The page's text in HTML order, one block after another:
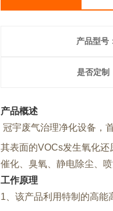
产品型号
是否定制
产品概述
冠宇废气治理净化设备，
其表面的VOCs发生氧化
催化、臭氧、静电除尘、
工作原理
1、该产品利用特制的高